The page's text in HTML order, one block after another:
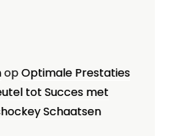
opOptimale Prestaties
tot Succes met
Schaatsen